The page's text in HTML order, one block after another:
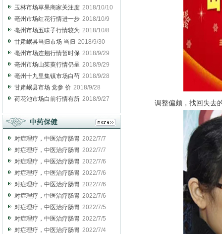
玉林市场草果商家关注度 2018/10/10
亳州市场红花行情进一步 2018/10/9
亳州市场五味子行情较为 2018/10/8
甘肃岷县当归市场 当归 2018/9/30
亳州市场连翘行情暂时保 2018/9/29
亳州市场山茱萸行情仍呈 2018/9/29
亳州十九里集镇市场白芍 2018/9/28
甘肃岷县市场 党参 价 2018/9/28
荷花池市场白前行情有所 2018/9/27
中药保健
对症理疗，中医治疗肠胃 2022/7/7
对症理疗，中医治疗肠胃 2022/7/7
对症理疗，中医治疗肠胃 2022/7/6
对症理疗，中医治疗肠胃 2022/7/6
对症理疗，中医治疗肠胃 2022/7/6
对症理疗，中医治疗肠胃 2022/7/6
对症理疗，中医治疗肠胃 2022/7/5
对症理疗，中医治疗肠胃 2022/7/5
对症理疗，中医治疗肠胃 2022/7/4
调整偏颇，找回失去